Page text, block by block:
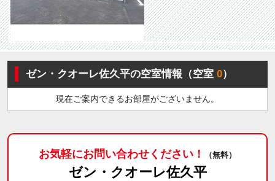
ゼン・クオーレ佐久平の空室情報（空室0）
現在ご案内できるお部屋がございません。
お気軽にお問い合わせください！ （無料）
ゼン・クオーレ佐久平